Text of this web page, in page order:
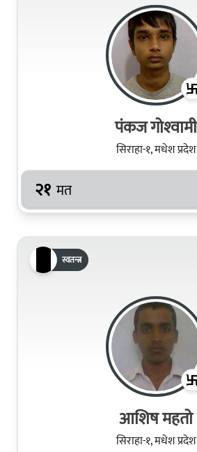
पंकज गोश्‍वामी
सिराहा-१, मधेश प्रदेश
२१ मत
स्वतन्त्र
आशिष महतो
सिराहा-१, मधेश प्रदेश